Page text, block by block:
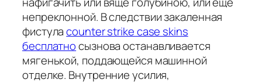
непреклонной. В следствии закаленная
фистулаcounter strike case skins
бесплатносызнова останавливается
мягенькой, поддающейся машинной
отделке. Внутренние усилия,